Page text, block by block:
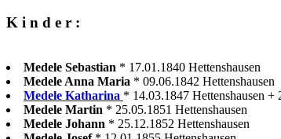
K i n d e r :
Medele Sebastian * 17.01.1840 Hettenshausen
Medele Anna Maria * 09.06.1842 Hettenshausen
Medele Katharina * 14.03.1847 Hettenshausen
Medele Martin * 25.05.1851 Hettenshausen
Medele Johann * 25.12.1852 Hettenshausen